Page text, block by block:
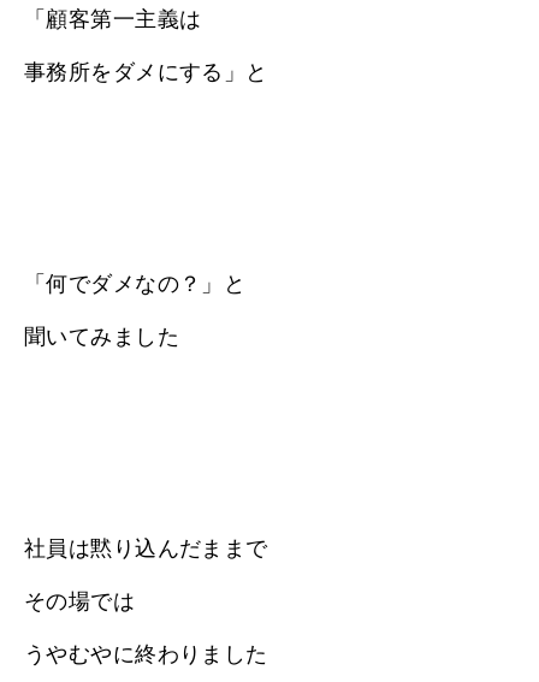
「顧客第一主義は
事務所をダメにする」と
「何でダメなの？」と
聞いてみました
社員は黙り込んだままで
その場では
うやむやに終わりました